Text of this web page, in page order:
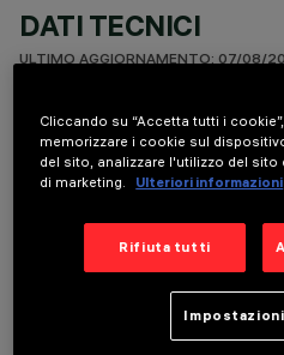
DATI TECNICI
ULTIMO AGGIORNAMENTO: 07/08/
DESCRIZIONE
Direct light luminaire, designed
lamps, 48V dc DMX512-RDM
mounted. Consists of a body, a
supports for installation (to be
aluminium body and side box,
complete with silicone seals.
with a high level of weather and
Cliccando su “Accetta tutti i
memorizzare i cookie sul
del sito, analizzare l'utilizzo del
di marketing.
Ulteriori informazioni
Rifiuta tutti